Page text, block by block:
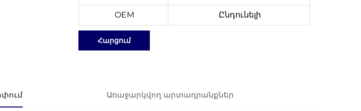
OEM Ընդունելի
Հարցում
Առաջարկվող արտադրանքներ